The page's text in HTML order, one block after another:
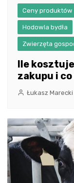
Ceny produktów
Hodowla bydła
Zwierzęta
Ile
zakupu i co
Łukasz Marecki